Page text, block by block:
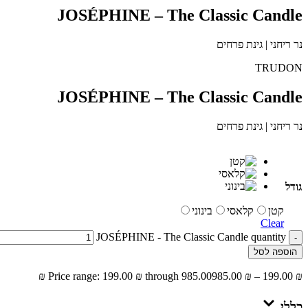
JOSÉPHINE – The Classic Candle
נר ריחני | גינת פרחים
TRUDON
JOSÉPHINE – The Classic Candle
נר ריחני | גינת פרחים
גודל
קטן קלאסי
בינוני
Clear
-
JOSÉPHINE - The Classic Candle quantity
הוספה לסל
199.00 ₪
–
985.00 ₪
Price range: 199.00 ₪ through 985.00 ₪